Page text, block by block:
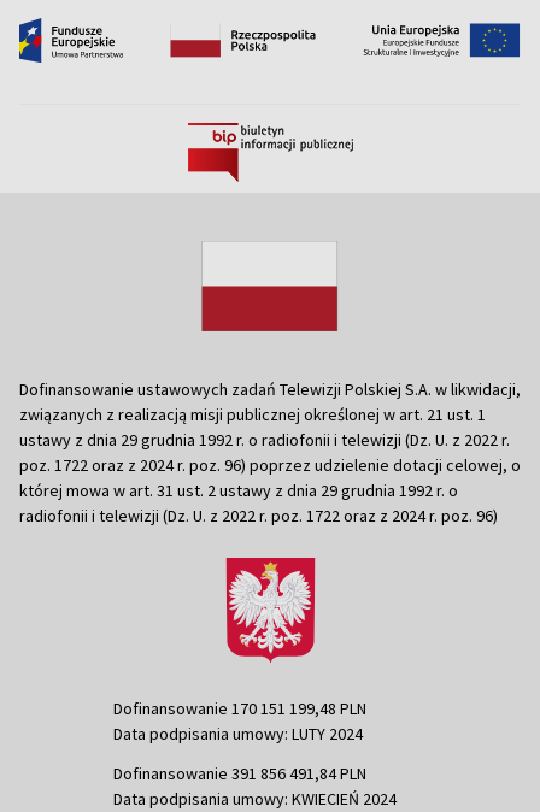
Dofinansowanie ustawowych zadań Telewizji Polskiej S.A. w likwidacji,
związanych z realizacją misji publicznej określonej w art. 21 ust. 1
ustawy z dnia 29 grudnia 1992 r. o radiofonii i telewizji (Dz. U. z 2022 r.
poz. 1722 oraz z 2024 r. poz. 96) poprzez udzielenie dotacji celowej, o
której mowa w art. 31 ust. 2 ustawy z dnia 29 grudnia 1992 r. o
radiofonii i telewizji (Dz. U. z 2022 r. poz. 1722 oraz z 2024 r. poz. 96)
Dofinansowanie 170 151 199,48 PLN
Data podpisania umowy: LUTY 2024
Dofinansowanie 391 856 491,84 PLN
Data podpisania umowy: KWIECIEŃ 2024